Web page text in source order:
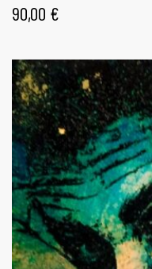
90,00 €